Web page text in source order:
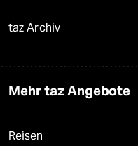
taz Archiv
Mehr taz Angebote
Reisen